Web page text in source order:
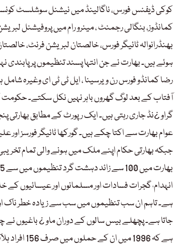
کوکی ڈیفنس فورس، ناگالینڈ میں نیشنل سوشلسٹ کونسل،
کمانڈوز، بنگالی رجمنٹ ، مینرو رام میں پروفیشنل
بھنڈرانوالہ ٹائیگر فورس، خالصتان لبریشن فرنٹ،
ہوئے ہیں۔ بھارت نے جن انتہا پسند تنظیموں پر پابندی
رضا کمانڈو فورس رن ویرسینا ، ایل ٹی ٹی ای وغیرہ
آفتاب کے بعد لوگ گھروں باہر نہیں نکل سکتے۔ حکومت
عوام بھارت سے اکتا چکے ہیں۔ گورکھا ٹائیگر فورسز
جبکہ بھارتی حکام اپنے ملک میں ہونے والی تمام
انہدام٬ گجرات فسادات اور مسلمانوں اور
ہے۔ تاہم ان سب تنظیموں میں سب سے زیادہ خطر ناک
جاتا ہے۔ پچھلے بیس سالوں کے دوران ماو ¿ باغیوں نے